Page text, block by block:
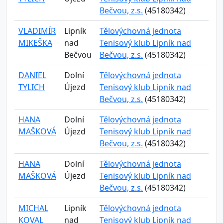
Bečvou, z.s. (45180342)
VLADIMÍR
MIKEŠKA
Lipník
nad
Bečvou
Tělovýchovná jednota
Tenisový klub Lipník nad
Bečvou, z.s. (45180342)
DANIEL
TYLICH
Dolní
Újezd
Tělovýchovná jednota
Tenisový klub Lipník nad
Bečvou, z.s. (45180342)
HANA
MAŠKOVÁ
Dolní
Újezd
Tělovýchovná jednota
Tenisový klub Lipník nad
Bečvou, z.s. (45180342)
HANA
MAŠKOVÁ
Dolní
Újezd
Tělovýchovná jednota
Tenisový klub Lipník nad
Bečvou, z.s. (45180342)
MICHAL
KOVAL
Lipník
nad
Tělovýchovná jednota
Tenisový klub Lipník nad